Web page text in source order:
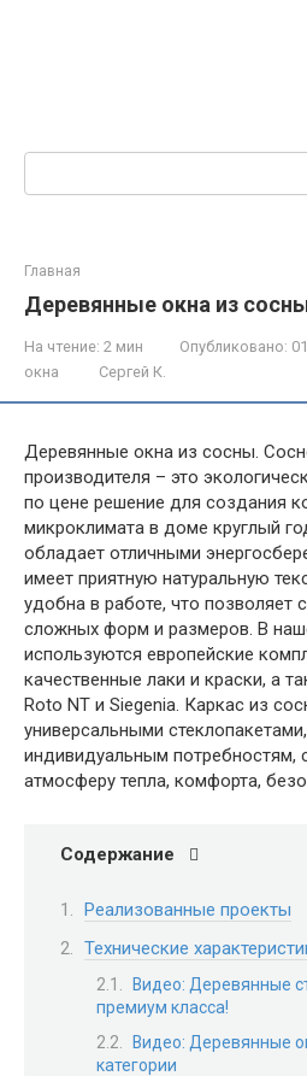
Главная
Деревянные окна из
На чтение: 2 мин Опубликовано:
окна
Сергей К.
Деревянные окна из сосны.
производителя – это
по цене решение для создания
микроклимата в доме круглый
обладает отличными
имеет приятную натуральную
удобна в работе, что позволяет
сложных форм и размеров. В
используются европейские
качественные лаки и краски, а
Roto NT и Siegenia. Каркас из
универсальными
индивидуальным
атмосферу тепла, комфорта,
Содержание
Реализованные проекты
Технические
Видео: Деревянные
премиум класса!
Видео: Деревянные
категории